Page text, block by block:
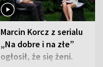
Marcin Korcz z serialu
„Na dobre i na złe”
ogłosił, że się żeni.